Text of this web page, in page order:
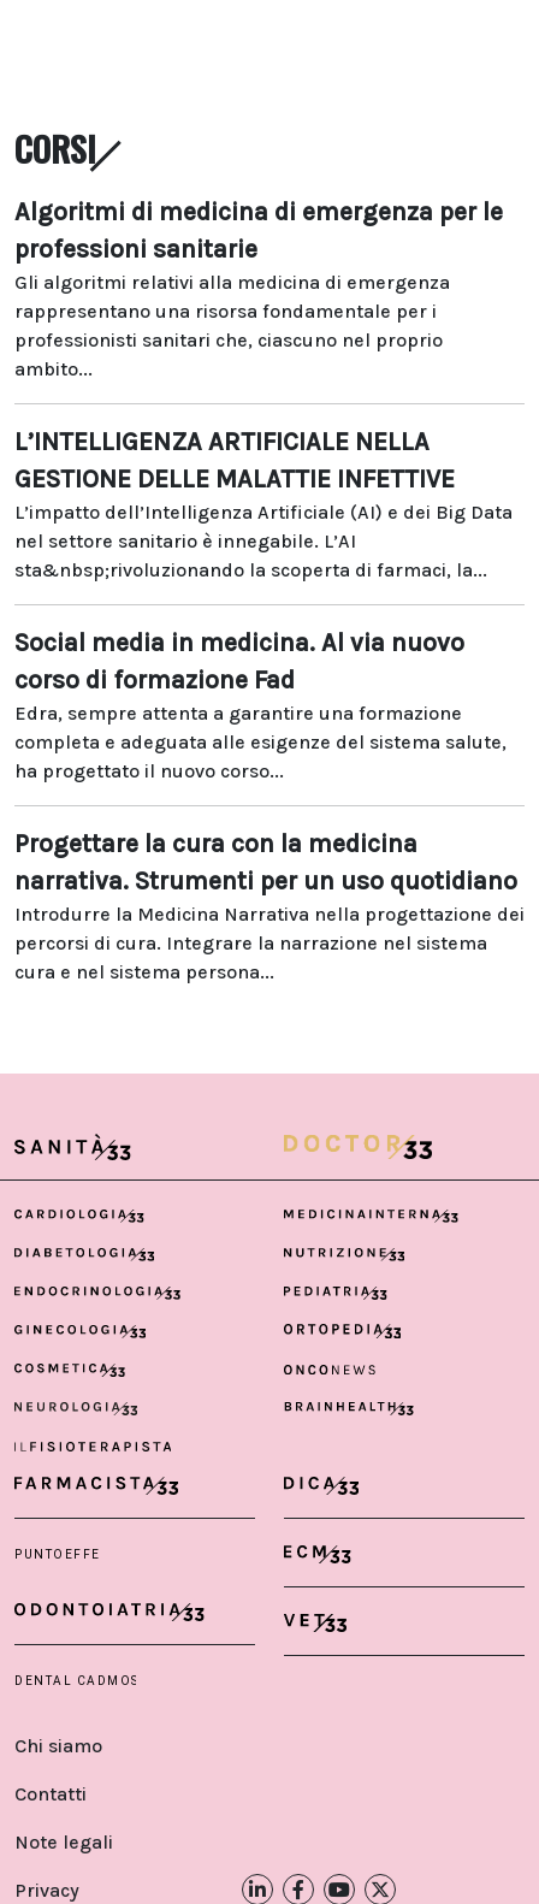
CORSI
Algoritmi di medicina di emergenza per le
professioni sanitarie
Gli algoritmi relativi alla medicina di emergenza
rappresentano una risorsa fondamentale per i
professionisti sanitari che, ciascuno nel proprio
ambito...
L’INTELLIGENZA ARTIFICIALE NELLA
GESTIONE DELLE MALATTIE INFETTIVE
L’impatto dell’Intelligenza Artificiale (AI) e dei Big Data
nel settore sanitario è innegabile. L’AI
sta&nbsp;rivoluzionando la scoperta di farmaci, la...
Social media in medicina. Al via nuovo
corso di formazione Fad
Edra, sempre attenta a garantire una formazione
completa e adeguata alle esigenze del sistema salute,
ha progettato il nuovo corso...
Progettare la cura con la medicina
narrativa. Strumenti per un uso quotidiano
Introdurre la Medicina Narrativa nella progettazione dei
percorsi di cura. Integrare la narrazione nel sistema
cura e nel sistema persona...
Chi siamo
Contatti
Note legali
Privacy